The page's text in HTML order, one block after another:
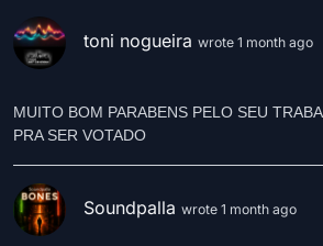
toni nogueira wrote 1 month ago
MUITO BOM PARABENS PELO SEU
Soundpalla wrote 1 month ago